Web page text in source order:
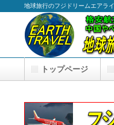
地球旅行のフジドリームエアラ
トップページ